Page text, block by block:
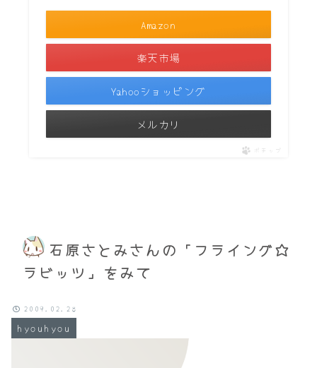
石原さとみさんの「フライング☆
ラビッツ」をみて
hyouhyou
2009.02.28
Amazon
楽天市場
Yahooショッピング
メルカリ
ポチップ